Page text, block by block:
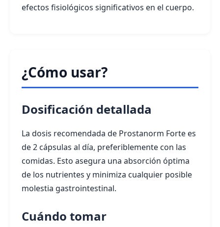
efectos fisiológicos significativos en el cuerpo.
¿Cómo usar?
Dosificación detallada
La dosis recomendada de Prostanorm Forte es
de 2 cápsulas al día, preferiblemente con las
comidas. Esto asegura una absorción óptima
de los nutrientes y minimiza cualquier posible
molestia gastrointestinal.
Cuándo tomar